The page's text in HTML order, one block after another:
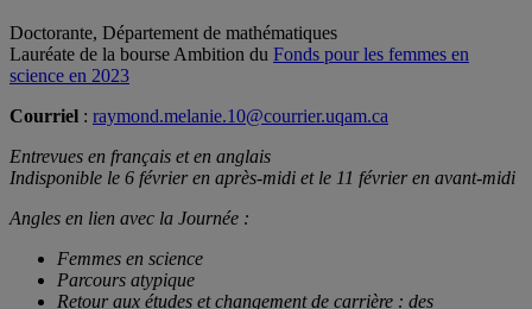
Doctorante, Département de mathématiques
Lauréate de la bourse Ambition du Fonds pour les femmes en
science en 2023
Courriel : raymond.melanie.10@courrier.uqam.ca
Entrevues en français et en anglais
Indisponible le 6 février en après-midi et le 11 février en avant-midi
Angles en lien avec la Journée :
Femmes en science
Parcours atypique
Retour aux études et changement de carrière : des